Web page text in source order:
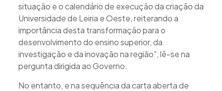
situação e o calendário de execução da criação da
Universidade de Leiria e Oeste, reiterando a
importância desta transformação para o
desenvolvimento do ensino superior, da
investigação e da inovação na região”, lê-se na
pergunta dirigida ao Governo.
No entanto, e na sequência da carta aberta de